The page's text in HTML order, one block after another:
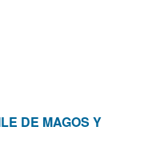
DE MAGOS Y